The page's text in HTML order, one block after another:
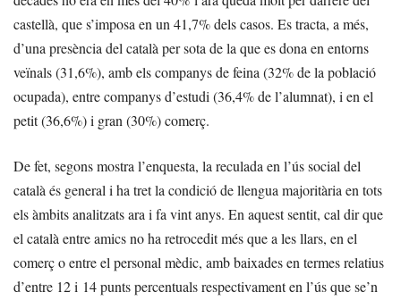
castellà, que s’imposa en un 41,7% dels casos. Es tracta, a més,
d’una presència del català per sota de la que es dona en entorns
veïnals (31,6%), amb els companys de feina (32% de la població
ocupada), entre companys d’estudi (36,4% de l’alumnat), i en el
petit (36,6%) i gran (30%) comerç.
De fet, segons mostra l’enquesta, la reculada en l’ús social del
català és general i ha tret la condició de llengua majoritària en tots
els àmbits analitzats ara i fa vint anys. En aquest sentit, cal dir que
el català entre amics no ha retrocedit més que a les llars, en el
comerç o entre el personal mèdic, amb baixades en termes relatius
d’entre 12 i 14 punts percentuals respectivament en l’ús que se’n